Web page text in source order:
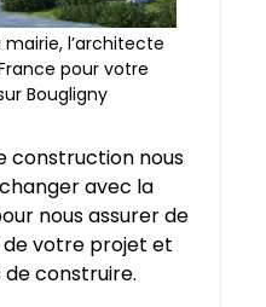
l’architecte
pour votre
Bougligny
construction nous
avec la
nous assurer de
votre projet et
construire.